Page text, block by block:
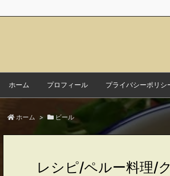
ホーム プロフィール プライバシーポリシ
ホーム > ビール
レシピ/ペルー料理/